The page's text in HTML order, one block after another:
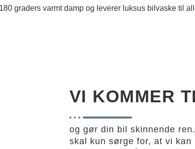
graders varmt damp og leverer luksus bilvaske til
VI KOMMER
og gør din bil skinnende
skal kun sørge for, at vi